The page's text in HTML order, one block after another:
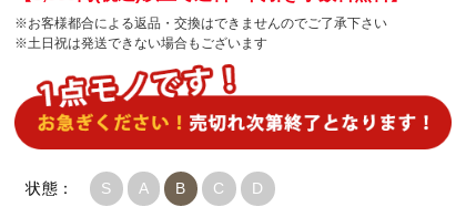
※お客様都合による返品・交換はできませんのでご了承下さい
※土日祝は発送できない場合もございます
状態： S A B C D